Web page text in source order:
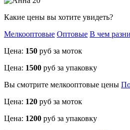
Какие цены вы хотите увидеть?
Мелкооптовые Оптовые В чем
Цена: 150 руб за моток
Цена: 1500 руб за упаковку
Вы смотрите мелкооптовые цены
Цена: 120 руб за моток
Цена: 1200 руб за упаковку